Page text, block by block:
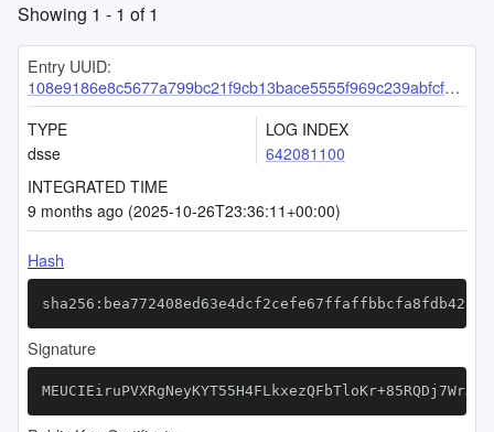
Showing 1 - 1 of1
Entry UUID:
108e9186e8c5677a799bc21f9cb13bace5555f969c239abfcf5b7762827b54a997edfd3b27af778d
TYPE
dsse
LOG INDEX
642081100
INTEGRATED TIME
9 months ago (2025-10-26T23:36:11+00:00)
Hash
Signature